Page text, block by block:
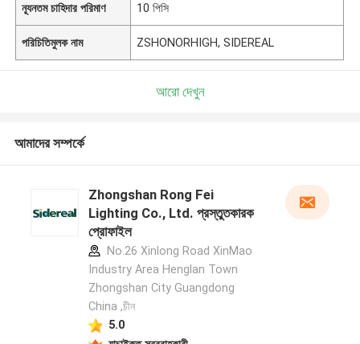
ন্যূনতম চাহিদার পরিমাণ 10 পিসি
পরিচিতিমুলক নাম ZSHONORHIGH, SIDEREAL
আরো দেখুন
আমাদের সম্পর্কে
Zhongshan Rong Fei
Lighting Co., Ltd. প্রস্তুতকারক
প্রোফাইল
No.26 Xinlong Road XinMao
Industry Area Henglan Town
Zhongshan City Guangdong
China ,চীন
5.0